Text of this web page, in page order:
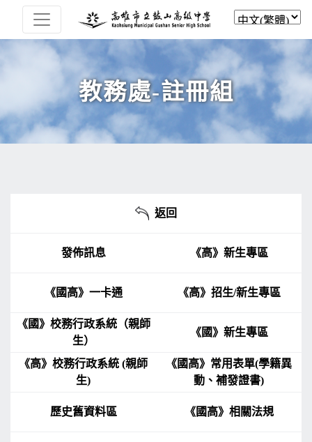
教務處-註冊組
返回
發佈訊息 《高》新生專區
《國高》一卡通 《高》招生/新生專區
《國》校務行政系統（親師
生）
《國》新生專區
《高》校務行政系統 (親師
生)
《國高》常用表單(學籍異
動、補發證書)
歷史舊資料區 《國高》相關法規